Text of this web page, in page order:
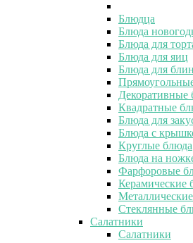
Блюдца
Блюда
Блюда для
Блюда для яиц
Блюда для
Декоративные
Квадратные
Блюда для
Блюда с
Круглые блюда
Блюда на
Фарфоровые
Керамические
Стеклянные
Салатники
Салатники